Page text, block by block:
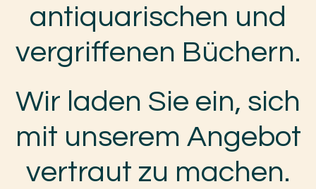
antiquarischen und
vergriffenen Büchern.
Wir laden Sie ein, sich
mit unserem Angebot
vertraut zu machen.